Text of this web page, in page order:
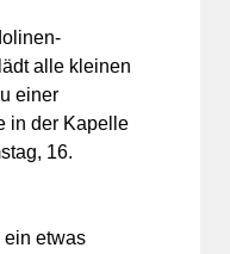
alle kleinen
einer
in der Kapelle
16.
ein etwas